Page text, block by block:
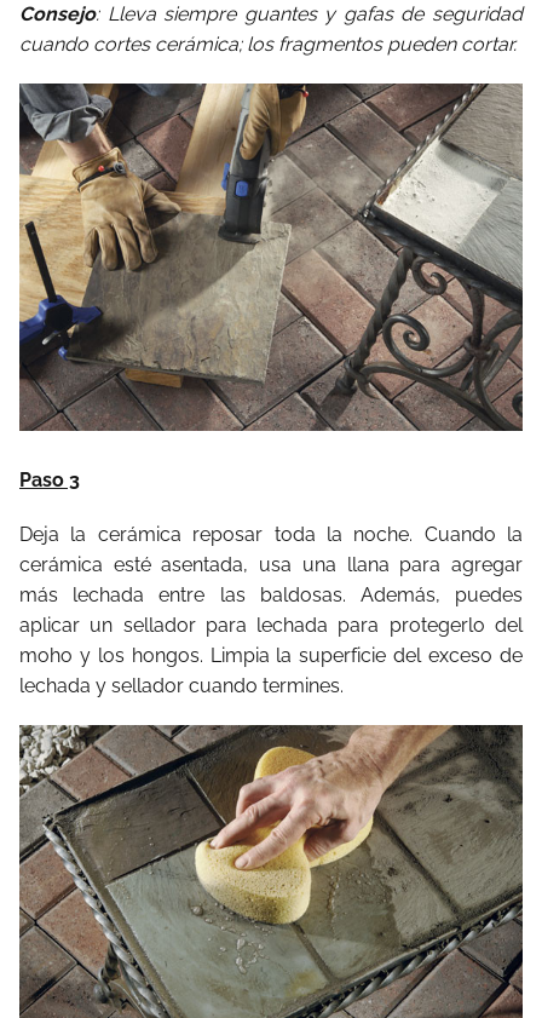
Consejo: Lleva siempre guantes y gafas de seguridad
cuando cortes cerámica; los fragmentos pueden cortar.
Paso 3
Deja la cerámica reposar toda la noche. Cuando la
cerámica esté asentada, usa una llana para agregar
más lechada entre las baldosas. Además, puedes
aplicar un sellador para lechada para protegerlo del
moho y los hongos. Limpia la superficie del exceso de
lechada y sellador cuando termines.